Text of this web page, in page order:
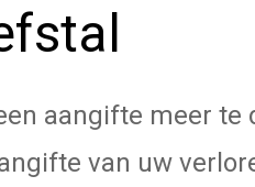
aangifte meer te
van uw